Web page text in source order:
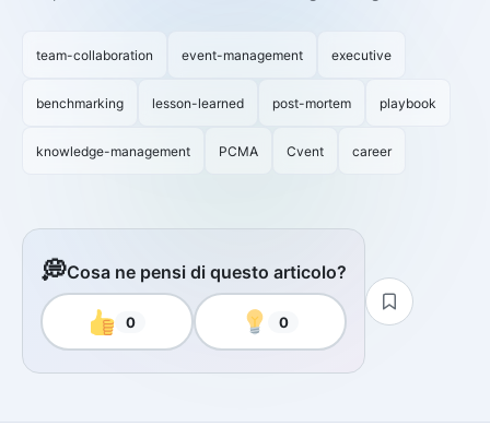
team-collaboration event-management executive
benchmarking lesson-learned post-mortem playbook
knowledge-management PCMA Cvent career
💭Cosa ne pensi di questo articolo?
0 0